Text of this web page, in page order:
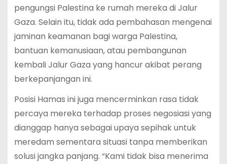
pengungsi Palestina ke rumah mereka di Jalur
Gaza. Selain itu, tidak ada pembahasan mengenai
jaminan keamanan bagi warga Palestina,
bantuan kemanusiaan, atau pembangunan
kembali Jalur Gaza yang hancur akibat perang
berkepanjangan ini.
Posisi Hamas ini juga mencerminkan rasa tidak
percaya mereka terhadap proses negosiasi yang
dianggap hanya sebagai upaya sepihak untuk
meredam sementara situasi tanpa memberikan
solusi jangka panjang. “Kami tidak bisa menerima